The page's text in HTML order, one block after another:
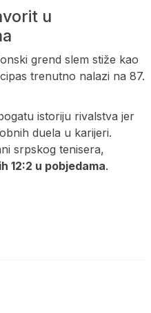
u
grend slem stiže kao
trenutno nalazi na 87.
istoriju rivalstva jer
duela u karijeri.
srpskog tenisera,
12:2 u pobjedama.